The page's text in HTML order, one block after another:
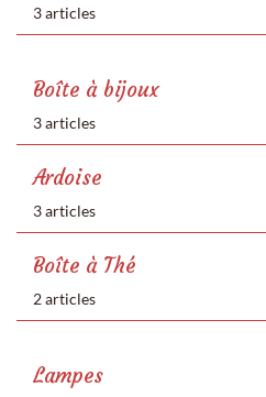
3 articles
Boîte à bijoux
3 articles
Ardoise
3 articles
Boîte à Thé
2 articles
Lampes